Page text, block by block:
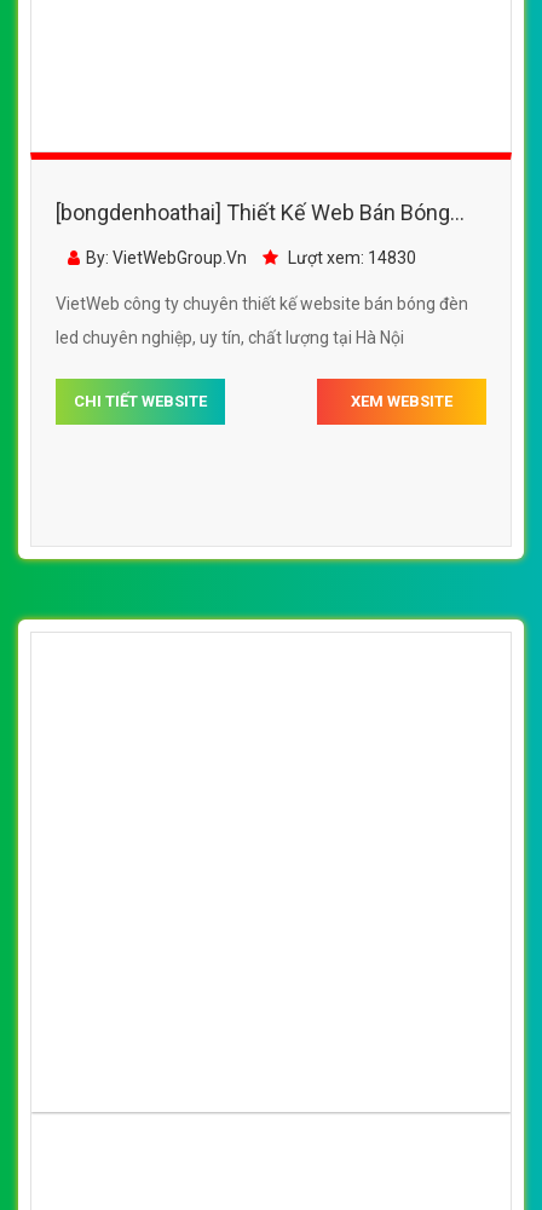
[bongdenhoathai] Thiết Kế Web Bán Bóng
Đèn Led ACled đẹp, chuyên nghiệp chuẩn
By: VietWebGroup.Vn Lượt xem: 14830
VietWeb công ty chuyên thiết kế website bán bóng đèn
led chuyên nghiệp, uy tín, chất lượng tại Hà Nội
CHI TIẾT WEBSITE XEM WEBSITE